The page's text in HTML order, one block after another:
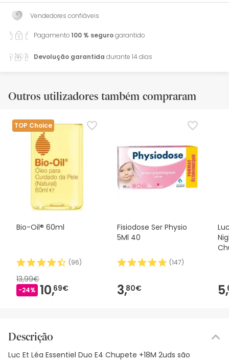
Vendedores confiáveis
Pagamento100 % segurogarantido
Devolução garantida durante 14 dias
Outros utilizadores também compraram
TOP Choice
Bio-Oil® 60ml
(96)
13,99€
-24% 10,69€
Fisiodose Ser Physio
5Ml 40
(147)
3,80€ 5,
Descrição
Luc Et Léa Essentiel Duo E4 Chupete +18M 2uds são